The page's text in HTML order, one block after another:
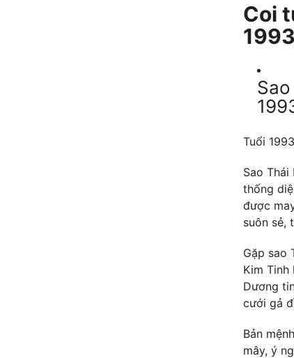
Coi
Tuổi
Sao
thống
được
suôn sẻ,
Gặp sao
Kim Tinh
Dương
cưới gả
Bản
mây, ý